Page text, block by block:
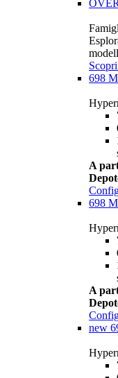
698
A
698
A
new